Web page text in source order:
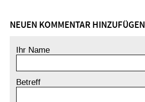
NEUEN KOMMENTAR HINZUFÜGEN
Ihr Name
Betreff